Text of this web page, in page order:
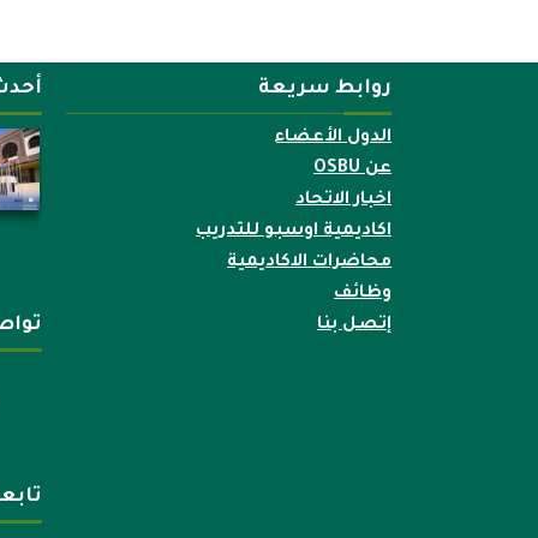
روابط سريعة
الدول الأعضاء
عن OSBU
اخبار الاتحاد
اكاديمية اوسبو للتدريب
محاضرات الاكاديمية
وظائف
إتصل بنا